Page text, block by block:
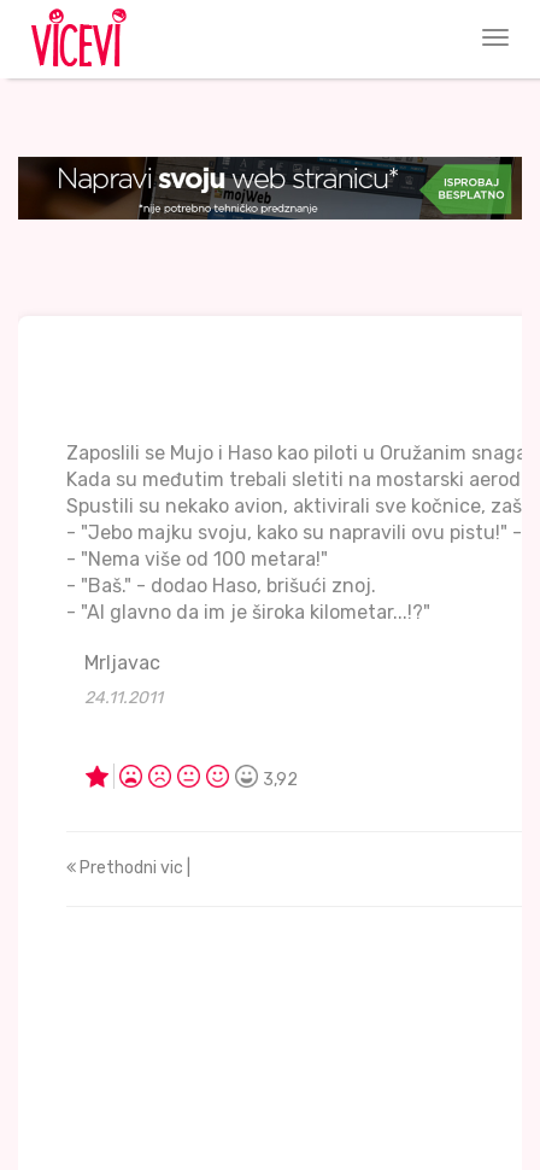
Zaposlili se Mujo i Haso kao piloti u Oružanim
Kada su međutim trebali sletiti na mostarski
Spustili su nekako avion, aktivirali sve kočnice,
- "Jebo majku svoju, kako su napravili ovu pistu!" -
- "Nema više od 100 metara!"
- "Baš." - dodao Haso, brišući znoj.
- "Al glavno da im je široka kilometar...!?"
Mrljavac
24.11.2011
3,92
Prethodni vic |